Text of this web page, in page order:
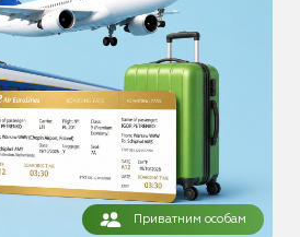
Приватним особам